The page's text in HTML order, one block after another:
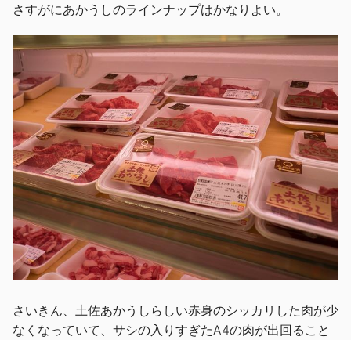
さすがにあかうしのラインナップはかなりよい。
さいきん、土佐あかうしらしい赤身のシッカリした肉が少
なくなっていて、サシの入りすぎたA4の肉が出回ること